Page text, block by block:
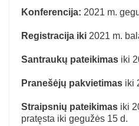
Konferencija: 2021 m.
Registracija iki 2021 m.
Santraukų pateikimas iki
Pranešėjų pakvietimas iki
Straipsnių pateikimas iki
pratęsta iki gegužės 15 d.